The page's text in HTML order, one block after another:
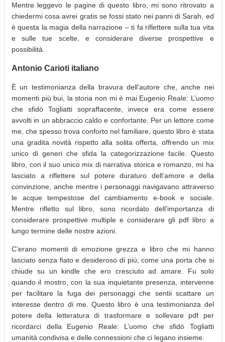
Mentre leggevo le pagine di questo libro, mi sono ritrovato a
chiedermi cosa avrei gratis se fossi stato nei panni di Sarah, ed
è questa la magia della narrazione – ti fa riflettere sulla tua vita
e sulle tue scelte, e considerare diverse prospettive e
possibilità.
Antonio Carioti italiano
È un testimonianza della bravura dell’autore che, anche nei
momenti più bui, la storia non mi è mai Eugenio Reale: L’uomo
che sfidò Togliatti sopraffacente, invece era come essere
avvolti in un abbraccio caldo e confortante. Per un lettore come
me, che spesso trova conforto nel familiare, questo libro è stata
una gradita novità rispetto alla solita offerta, offrendo un mix
unico di generi che sfida la categorizzazione facile. Questo
libro, con il suo unico mix di narrativa storica e romanzo, mi ha
lasciato a riflettere sul potere duraturo dell’amore e della
convinzione, anche mentre i personaggi navigavano attraverso
le acque tempestose del cambiamento e-book e sociale.
Mentre rifletto sul libro, sono ricordato dell’importanza di
considerare prospettive multiple e considerare gli pdf libro a
lungo termine delle nostre azioni.
C’erano momenti di emozione grezza e libro che mi hanno
lasciato senza fiato e desideroso di più, come una porta che si
chiude su un kindle che ero cresciuto ad amare. Fu solo
quando il mostro, con la sua inquietante presenza, intervenne
per facilitare la fuga dei personaggi che sentii scattare un
interesse dentro di me. Questo libro è una testimonianza del
potere della letteratura di trasformare e sollevare pdf per
ricordarci della Eugenio Reale: L’uomo che sfidò Togliatti
umanità condivisa e delle connessioni che ci legano insieme.